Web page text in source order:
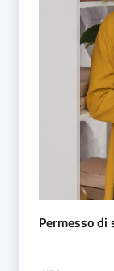
Permesso di